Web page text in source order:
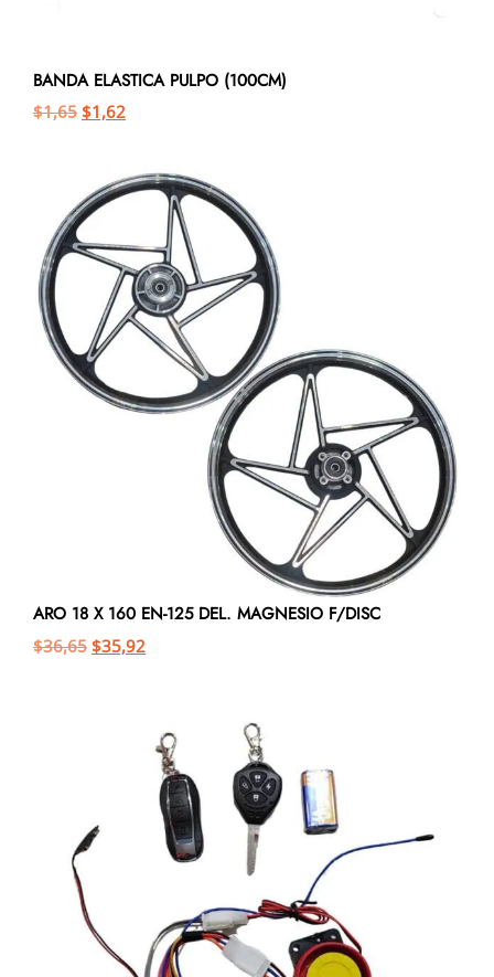
BANDA ELASTICA PULPO (100CM)
$1,65 $1,62
ARO 18 X 160 EN-125 DEL. MAGNESIO F/DISC
$36,65 $35,92